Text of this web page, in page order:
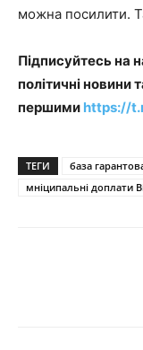
можна посилити.
Підписуйтесь на
політичні новини
першими https://
ТЕГИ база
мніципальні доплати